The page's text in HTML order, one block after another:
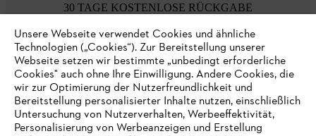
30 TAGE KOSTENLOSE RÜCKGABE
Zahlungsmöglichkeiten
Unsere Webseite verwendet Cookies und ähnliche
Technologien („Cookies“). Zur Bereitstellung unserer
Webseite setzen wir bestimmte „unbedingt erforderliche
Cookies" auch ohne Ihre Einwilligung. Andere Cookies, die
wir zur Optimierung der Nutzerfreundlichkeit und
Bereitstellung personalisierter Inhalte nutzen, einschließlich
Untersuchung von Nutzerverhalten, Werbeeffektivität,
Personalisierung von Werbeanzeigen und Erstellung